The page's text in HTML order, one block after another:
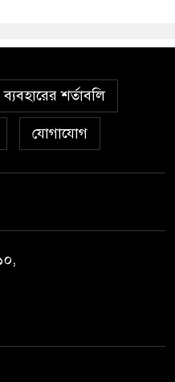
ব্যবহারের শর্তাবলি
যোগাযোগ